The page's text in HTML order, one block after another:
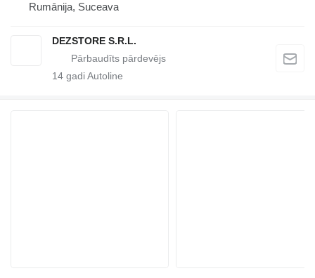
Rumānija, Suceava
DEZSTORE S.R.L.
14 gadi Autoline